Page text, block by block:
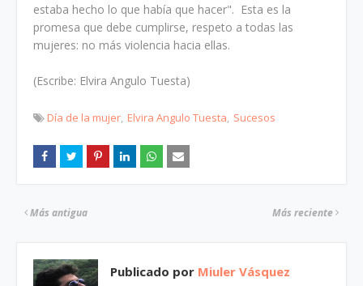
estaba hecho lo que había que hacer". Esta es la
promesa que debe cumplirse, respeto a todas las
mujeres: no más violencia hacia ellas.
(Escribe: Elvira Angulo Tuesta)
Día de la mujer Elvira Angulo Tuesta Sucesos
Más reciente
Más antigua
Publicado por Miuler Vásquez